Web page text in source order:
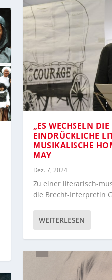
„ES WECHSELN
EINDRÜCKLICHE
MUSIKALISCHE
MAY
Dez. 7, 2024
Zu einer literarisch-
die Brecht-Interpretin
WEITERLESEN